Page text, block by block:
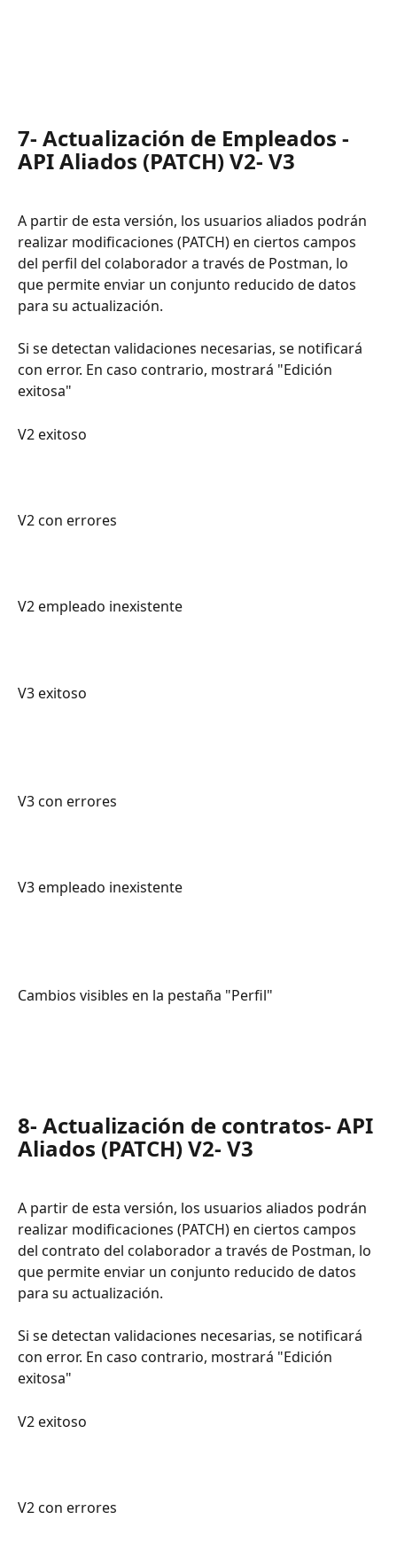
7- Actualización de Empleados -
API Aliados (PATCH) V2- V3
A partir de esta versión, los usuarios aliados podrán
realizar modificaciones (PATCH) en ciertos campos
del perfil del colaborador a través de Postman, lo
que permite enviar un conjunto reducido de datos
para su actualización.
Si se detectan validaciones necesarias, se notificará
con error. En caso contrario, mostrará "Edición
exitosa"
V2 exitoso
V2 con errores
V2 empleado inexistente
V3 exitoso
V3 con errores
V3 empleado inexistente
Cambios visibles en la pestaña "Perfil"
8- Actualización de contratos- API
Aliados (PATCH) V2- V3
A partir de esta versión, los usuarios aliados podrán
realizar modificaciones (PATCH) en ciertos campos
del contrato del colaborador a través de Postman, lo
que permite enviar un conjunto reducido de datos
para su actualización.
Si se detectan validaciones necesarias, se notificará
con error. En caso contrario, mostrará "Edición
exitosa"
V2 exitoso
V2 con errores